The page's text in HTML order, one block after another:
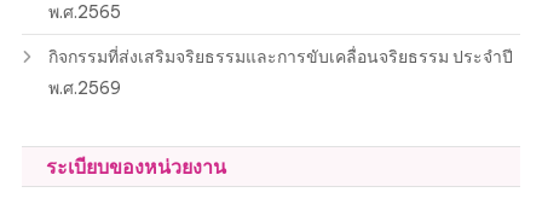
พ.ศ.2565
กิจกรรมที่ส่งเสริมจริยธรรมและการขับเคลื่อนจริยธรรม ประจำปี
พ.ศ.2569
ระเบียบของหน่วยงาน